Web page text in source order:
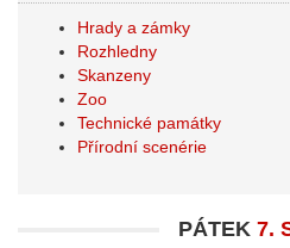
Hrady a zámky
Rozhledny
Skanzeny
Zoo
Technické památky
Přírodní scenérie
PÁTEK 7.